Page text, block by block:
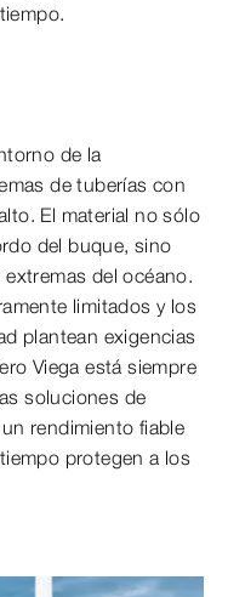
de la
de tuberías con
El material no sólo
del buque, sino
del océano.
limitados y los
plantean exigencias
Viega está siempre
soluciones de
rendimiento fiable
protegen a los